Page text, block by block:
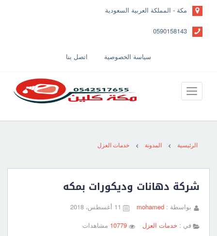
مكة - المملكة العربية السعودية
0590158143
سياسة الخصوصية اتصل بنا
الرئيسية المدونة خدمات العزل
شركة دهانات وديكورات بمكه
بواسطة : mohamed
11 أغسطس، 2018
في : خدمات العزل 10779 مشاهدات